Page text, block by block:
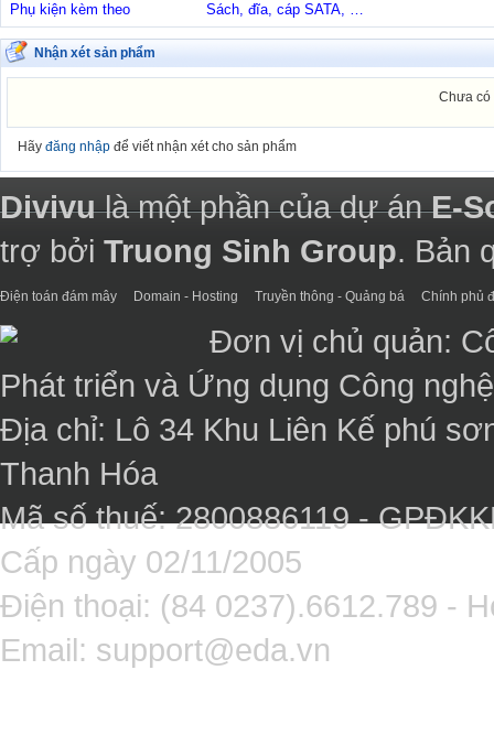
Phụ kiện kèm theo
Sách, đĩa, cáp SATA, …
Nhận xét sản phẩm
Chưa có
Hãy đăng nhập để viết nhận xét cho sản phẩm
Divivulà một phần của dự ánE-
trợ bởi Truong Sinh Group. Bản
Điện toán đám mây Domain - Hosting Truyền thông - Quảng bá Chính phủ
Đơn vị chủ quản:
Phát triển và Ứng dụng Công
Địa chỉ: Lô 34 Khu Liên Kế phú
Thanh Hóa
Mã số thuế: 2800886119 -
Cấp ngày 02/11/2005
Điện thoại: (84 0237).6612.789 -
Email: support@eda.vn